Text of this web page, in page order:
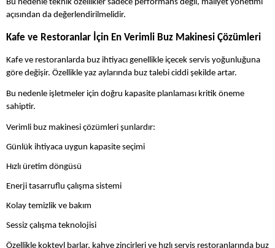
Bu nedenle teknik özellikler sadece performans değil, maliyet yönetimi
açısından da değerlendirilmelidir.
Kafe ve Restoranlar İçin En Verimli Buz Makinesi Çözümleri
Kafe ve restoranlarda buz ihtiyacı genellikle içecek servis yoğunluğuna
göre değişir. Özellikle yaz aylarında buz talebi ciddi şekilde artar.
Bu nedenle işletmeler için doğru kapasite planlaması kritik öneme
sahiptir.
Verimli buz makinesi çözümleri şunlardır:
Günlük ihtiyaca uygun kapasite seçimi
Hızlı üretim döngüsü
Enerji tasarruflu çalışma sistemi
Kolay temizlik ve bakım
Sessiz çalışma teknolojisi
Özellikle kokteyl barlar, kahve zincirleri ve hızlı servis restoranlarında buz